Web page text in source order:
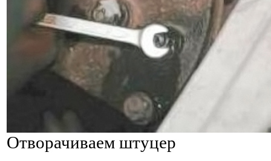
Отворачиваем штуцер